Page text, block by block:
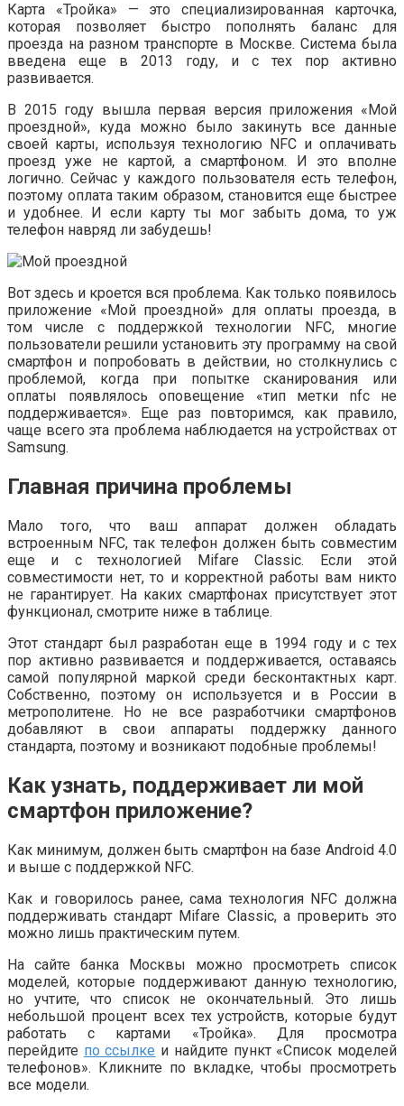
Карта «Тройка» — это специализированная карточка,
которая позволяет быстро пополнять баланс для
проезда на разном транспорте в Москве. Система была
введена еще в 2013 году, и с тех пор активно
развивается.
В 2015 году вышла первая версия приложения «Мой
проездной», куда можно было закинуть все данные
своей карты, используя технологию NFC и оплачивать
проезд уже не картой, а смартфоном. И это вполне
логично. Сейчас у каждого пользователя есть телефон,
поэтому оплата таким образом, становится еще быстрее
и удобнее. И если карту ты мог забыть дома, то уж
телефон навряд ли забудешь!
Вот здесь и кроется вся проблема. Как только появилось
приложение «Мой проездной» для оплаты проезда, в
том числе с поддержкой технологии NFC, многие
пользователи решили установить эту программу на свой
смартфон и попробовать в действии, но столкнулись с
проблемой, когда при попытке сканирования или
оплаты появлялось оповещение «тип метки nfc не
поддерживается». Еще раз повторимся, как правило,
чаще всего эта проблема наблюдается на устройствах от
Samsung.
Главная причина проблемы
Мало того, что ваш аппарат должен обладать
встроенным NFC, так телефон должен быть совместим
еще и с технологией Mifare Classic. Если этой
совместимости нет, то и корректной работы вам никто
не гарантирует. На каких смартфонах присутствует этот
функционал, смотрите ниже в таблице.
Этот стандарт был разработан еще в 1994 году и с тех
пор активно развивается и поддерживается, оставаясь
самой популярной маркой среди бесконтактных карт.
Собственно, поэтому он используется и в России в
метрополитене. Но не все разработчики смартфонов
добавляют в свои аппараты поддержку данного
стандарта, поэтому и возникают подобные проблемы!
Как узнать, поддерживает ли мой
смартфон приложение?
Как минимум, должен быть смартфон на базе Android 4.0
и выше с поддержкой NFC.
Как и говорилось ранее, сама технология NFC должна
поддерживать стандарт Mifare Classic, а проверить это
можно лишь практическим путем.
На сайте банка Москвы можно просмотреть список
моделей, которые поддерживают данную технологию,
но учтите, что список не окончательный. Это лишь
небольшой процент всех тех устройств, которые будут
работать с картами «Тройка». Для просмотра
перейдите по ссылке и найдите пункт «Список моделей
телефонов». Кликните по вкладке, чтобы просмотреть
все модели.